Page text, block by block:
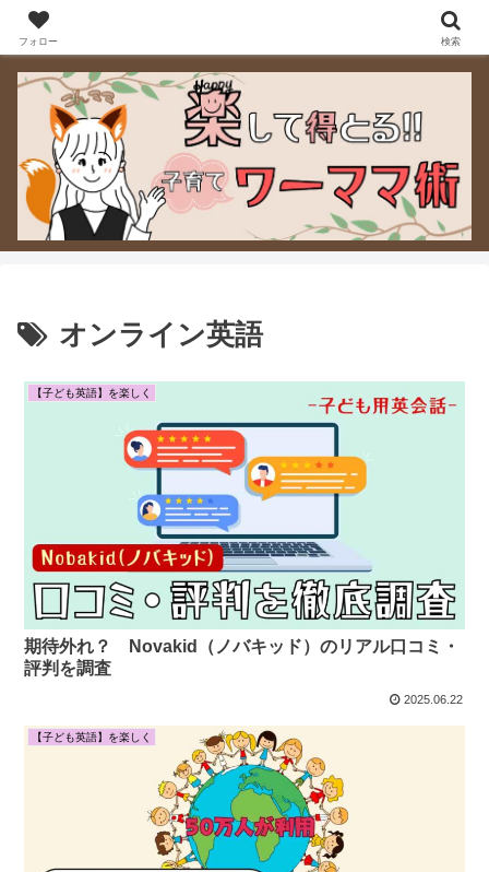
ワーママが「手放す・選ぶ・決める」をラクにできるよう、実際に使って良か
った宅食サービスなど“暮らしを軽くするヒント”をお届けします。
オンライン英語
【子ども英語】を楽しく
期待外れ？ Novakid（ノバキッド）のリアル口コミ・
評判を調査
2025.06.22
【子ども英語】を楽しく
フォロー 検索